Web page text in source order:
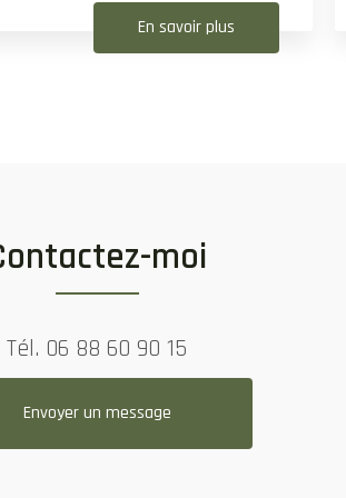
En savoir plus
moi
Tél. 06 88 60 90 15
Envoyer un message